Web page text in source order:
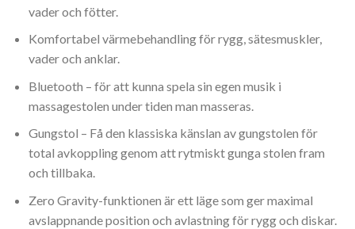
vader och fötter.
Komfortabel värmebehandling för rygg, sätesmuskler,
vader och anklar.
Bluetooth – för att kunna spela sin egen musik i
massagestolen under tiden man masseras.
Gungstol – Få den klassiska känslan av gungstolen för
total avkoppling genom att rytmiskt gunga stolen fram
och tillbaka.
Zero Gravity-funktionen är ett läge som ger maximal
avslappnande position och avlastning för rygg och diskar.